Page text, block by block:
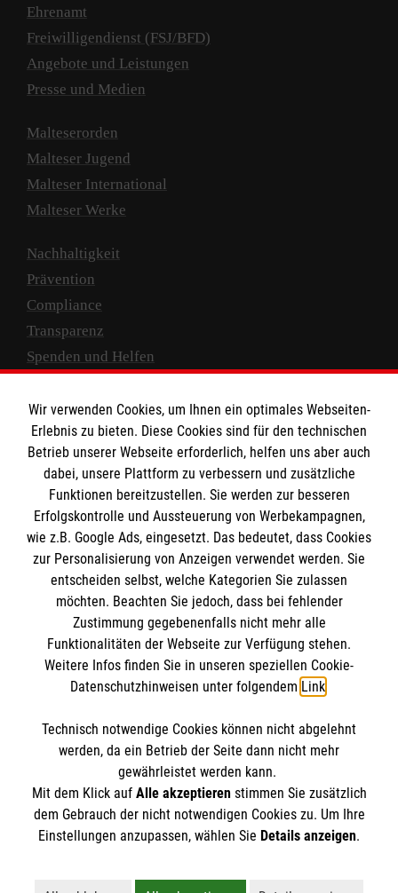
Ehrenamt
Freiwilligendienst (FSJ/BFD)
Angebote und Leistungen
Presse und Medien
Malteserorden
Malteser Jugend
Malteser International
Malteser Werke
Nachhaltigkeit
Prävention
Compliance
Transparenz
Spenden und Helfen
Empfänger: Malteser Hilfsdienst e.V.
IBAN: DE10 3706 0120 1201 2000 12
BIC: GENODED 1PA7
Newsletter abonnieren
Cookies verwalten|AGB|Impressum|Datenschutz
Barrierefreiheit |Kontakt| Sharepoint|Mediathek
Wir verwenden Cookies, um Ihnen ein optimales Webseiten-
Erlebnis zu bieten. Diese Cookies sind für den technischen
Betrieb unserer Webseite erforderlich, helfen uns aber auch
dabei, unsere Plattform zu verbessern und zusätzliche
Funktionen bereitzustellen. Sie werden zur besseren
Erfolgskontrolle und Aussteuerung von Werbekampagnen,
wie z.B. Google Ads, eingesetzt. Das bedeutet, dass Cookies
zur Personalisierung von Anzeigen verwendet werden. Sie
entscheiden selbst, welche Kategorien Sie zulassen
möchten. Beachten Sie jedoch, dass bei fehlender
Zustimmung gegebenenfalls nicht mehr alle
Funktionalitäten der Webseite zur Verfügung stehen.
Weitere Infos finden Sie in unseren speziellen Cookie-
Datenschutzhinweisen unter folgendem Link.
Technisch notwendige Cookies können nicht abgelehnt
werden, da ein Betrieb der Seite dann nicht mehr
gewährleistet werden kann.
Mit dem Klick auf Alle akzeptierenstimmen Sie zusätzlich
dem Gebrauch der nicht notwendigen Cookies zu. Um Ihre
Einstellungen anzupassen, wählen Sie Details anzeigen.